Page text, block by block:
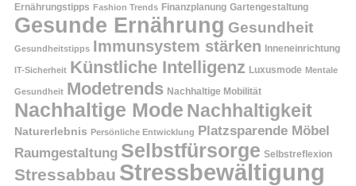
Ernährungstipps Fashion Trends Finanzplanung Gartengestaltung
Gesunde Ernährung Gesundheit
Gesundheitstipps Immunsystem stärken Inneneinrichtung
IT-Sicherheit Künstliche Intelligenz Luxusmode Mentale
Gesundheit Modetrends Nachhaltige Mobilität
Nachhaltige Mode Nachhaltigkeit
Naturerlebnis Persönliche Entwicklung Platzsparende Möbel
Raumgestaltung Selbstfürsorge Selbstreflexion
Stressabbau Stressbewältigung